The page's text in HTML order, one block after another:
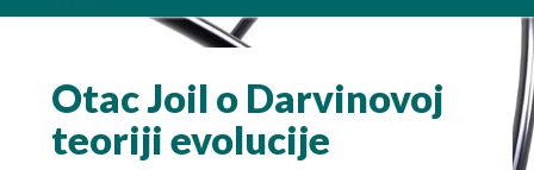
Otac Joil o Darvinovoj
teoriji evolucije